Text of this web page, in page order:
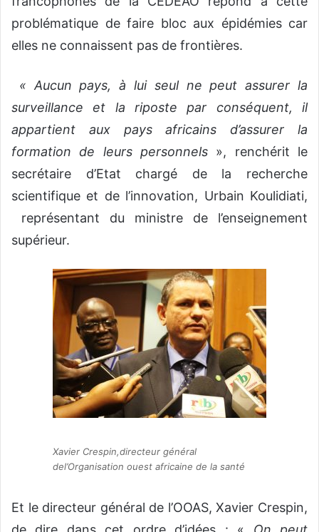
problématique de faire bloc aux épidémies car
elles ne connaissent pas de frontières.
« Aucun pays, à lui seul ne peut assurer la
surveillance et la riposte par conséquent, il
appartient aux pays africains d’assurer la
formation de leurs personnels », renchérit le
secrétaire d’Etat chargé de la recherche
scientifique et de l’innovation, Urbain Koulidiati,
représentant du ministre de l’enseignement
supérieur.
Xavier Crespin,directeur général
del’Organisation ouest africaine de la santé
Et le directeur général de l’OOAS, Xavier Crespin,